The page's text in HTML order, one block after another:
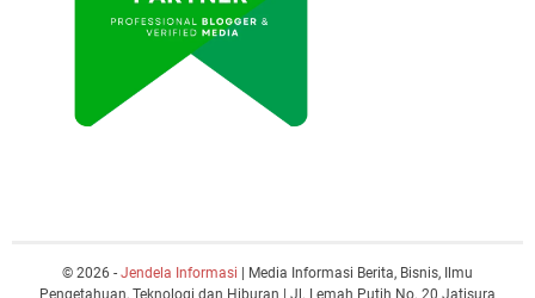
© 2026 - Jendela Informasi | Media Informasi Berita, Bisnis, Ilmu
Pengetahuan, Teknologi dan Hiburan | Jl. Lemah Putih No. 20 Jatisura